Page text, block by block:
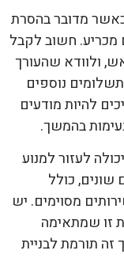
מדובר בהסרת
מכריע. חשוב לקבל
ולוודא שהעורך
נוספים
להיות מודעים
בהמשך.
לעזור למנוע
שונים, כולל
מסוימים. יש
זו שמתאימה
תורמת לבניית